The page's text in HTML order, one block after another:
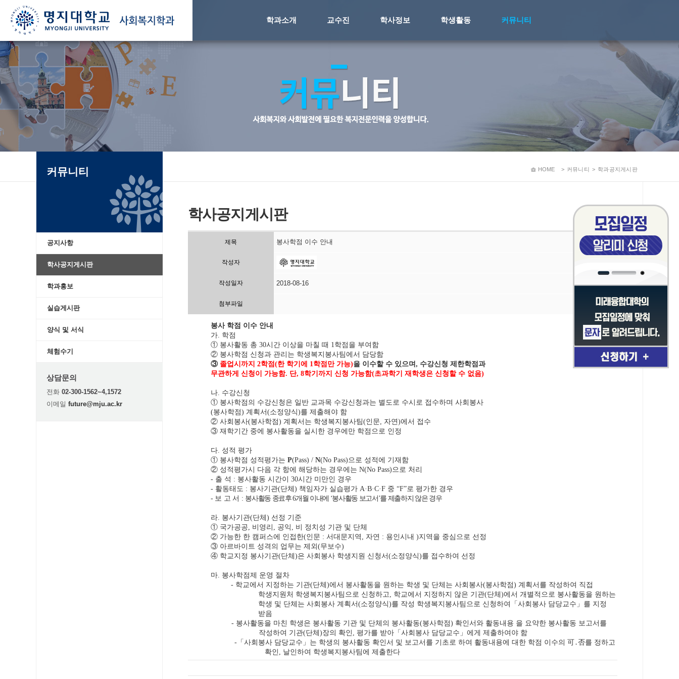
학과소개 교수진 학사정보 학생활동 커뮤니티
커뮤니티
공지사항
학사공지게시판
학과홍보
실습게시판
양식 및 서식
체험수기
상담문의
전화 02-300-1562~4,1572
이메일 future@mju.ac.kr
학사공지게시판
HOME > 커뮤니티 > 학과공지게시판
제목 봉사학점 이수 안내
작성자
작성일자 2018-08-16
첨부파일
봉사 학점 이수 안내
가 학점
① 봉사활동 총 30시간 이상을 마칠 때 1 학점을 부여함
② 봉사학점 신청과 관리는 학생복지봉사팀에서 담당함
③ 졸업시까지 2학점(한 학기에 1 학점만 가능)을 이수할 수 있으며, 수강신청 제한학점과
무관하게 신청이 가능함. 단, 8학기까지 신청 가능함(초과학기 재학생은 신청할 수 없음)
나 수강신청
① 봉사학점의 수강신청은 일반 교과목 수강신청과는 별도로 수시로 접수하며 사회봉사
(봉사학점) 계획서(소정양식)를 제출해야 함
② 사회봉사(봉사학점) 계획서는 학생복지봉사팀(인문 자연)에서 접수
③ 재학기간 중에 봉사활동을 실시한 경우에만 학점으로 인정
다 성적 평가
① 봉사학점 성적평가는 P(Pass) / N(No Pass) 으로 성적에 기재함
② 성적평가시 다음 각 항에 해당하는 경우에는 N(No Pass) 으로 처리
- 출 석 : 봉사활동 시간이 30시간 미만인 경우
- 활동태도 : 봉사기관(단체) 책임자가 실습평가 A·B·C·F 중 “F”로 평가한 경우
- 보 고 서 : 봉사활동 종료후6개월 이내에 ‘봉사활동 보고서’를 제출하지 않은 경우
라 봉사기관(단체) 선정 기준
① 국가공공 비영리 공익
비 정치성 기관 및 단체
② 가능한 한 캠퍼스에 인접한(인문 : 서대문지역 자연 : 용인시내 )지역을 중심으로 선정
③ 아르바이트 성격의 업무는 제외(무보수)
④ 학교지정 봉사기관(단체)은 사회봉사 학생지원 신청서(소정양식)를 접수하여 선정
마 봉사학점제 운영 절차
- 학교에서 지정하는 기관(단체)에서 봉사활동을 원하는 학생 및 단체는 사회봉사(봉사학점) 계획서를 작성하여 직접
학생지원처 학생복지봉사팀으로 신청하고
학교에서 지정하지 않은 기관(단체)에서 개별적으로 봉사활동을 원하는
학생 및 단체는 사회봉사 계획서(소정양식)를 작성 학생복지봉사팀으로 신청하여 「사회봉사 담당교수 」 를 지정
받음
- 봉사활동을 마친 학생은 봉사활동 기관 및 단체의 봉사활동(봉사학점) 확인서와 활동내용 을 요약한 봉사활동 보고서를
작성하여 기관(단체)장의 확인 ,평가를 받아 「사회봉사 담당교수 」에게 제출하여야 함
-「사회봉사 담당교수 」 는 학생의 봉사활동 확인서 및 보고서를 기초로 하여 활동내용에 대한 학점 이수의 可․否를 정하고
확인
날인하여 학생복지봉사팀에 제출한다